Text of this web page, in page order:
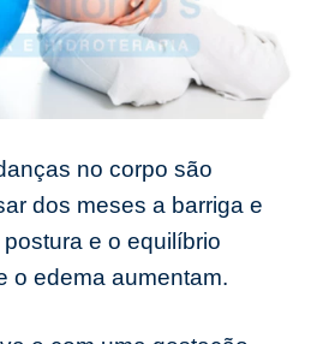
no corpo são
dos meses a barriga e
e o equilíbrio
o edema aumentam.